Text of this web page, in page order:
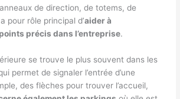
de direction, de totems, de
pour rôle principal d’aider à
précis dans l’entreprise.
se trouve le plus souvent dans les
permet de signaler l’entrée d’une
des flèches pour trouver l’accueil,